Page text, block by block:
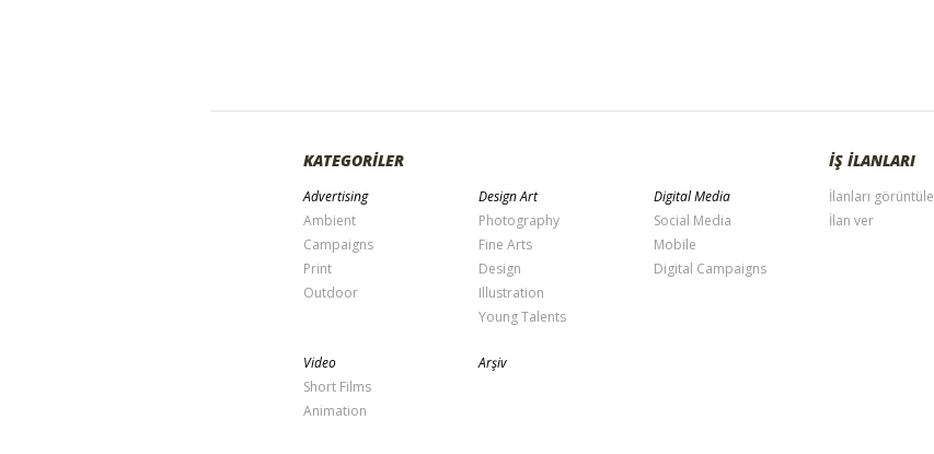
KATEGORİLER
Advertising
Ambient
Campaigns
Print
Outdoor
Design Art
Photography
Fine Arts
Design
Illustration
Young Talents
Digital Media
Social Media
Mobile
Digital Campaigns
Video
Short Films
Animation
Arşiv
İŞ İLANLARI
İlanları görüntüle
İlan ver